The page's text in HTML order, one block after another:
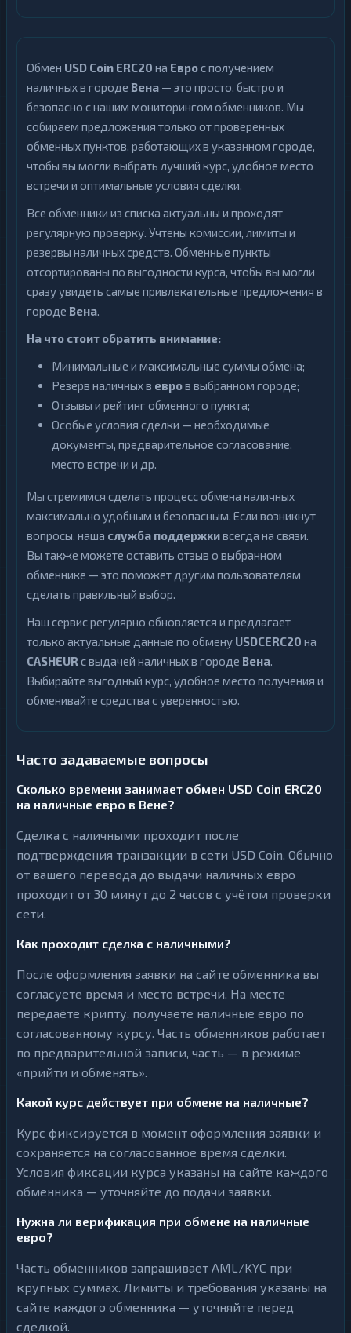
Обмен USD Coin ERC20 на Еврос получением
наличных в городе Вена — это просто, быстро и
безопасно с нашим мониторингом обменников. Мы
собираем предложения только от проверенных
обменных пунктов, работающих в указанном городе,
чтобы вы могли выбрать лучший курс, удобное место
встречи и оптимальные условия сделки.
Все обменники из списка актуальны и проходят
регулярную проверку. Учтены комиссии, лимиты и
резервы наличных средств. Обменные пункты
отсортированы по выгодности курса, чтобы вы могли
сразу увидеть самые привлекательные предложения в
городе Вена.
На что стоит обратить внимание:
Минимальные и максимальные суммы обмена;
Резерв наличных в евров выбранном городе;
Отзывы и рейтинг обменного пункта;
Особые условия сделки — необходимые
документы, предварительное согласование,
место встречи и др.
Мы стремимся сделать процесс обмена наличных
максимально удобным и безопасным. Если возникнут
вопросы, наша служба поддержкивсегда на связи.
Вы также можете оставить отзыв о выбранном
обменнике — это поможет другим пользователям
сделать правильный выбор.
Наш сервис регулярно обновляется и предлагает
только актуальные данные по обмену USDCERC20 на
CASHEUR с выдачей наличных в городе Вена.
Выбирайте выгодный курс, удобное место получения и
обменивайте средства с уверенностью.
Часто задаваемые вопросы
Сколько времени занимает обмен USD Coin ERC20
на наличные евро в Вене?
Сделка с наличными проходит после
подтверждения транзакции в сети USD Coin. Обычно
от вашего перевода до выдачи наличных евро
проходит от 30 минут до 2 часов с учётом проверки
сети.
Как проходит сделка с наличными?
После оформления заявки на сайте обменника вы
согласуете время и место встречи. На месте
передаёте крипту, получаете наличные евро по
согласованному курсу. Часть обменников работает
по предварительной записи, часть — в режиме
«прийти и обменять».
Какой курс действует при обмене на наличные?
Курс фиксируется в момент оформления заявки и
сохраняется на согласованное время сделки.
Условия фиксации курса указаны на сайте каждого
обменника — уточняйте до подачи заявки.
Нужна ли верификация при обмене на наличные
евро?
Часть обменников запрашивает AML/KYC при
крупных суммах. Лимиты и требования указаны на
сайте каждого обменника — уточняйте перед
сделкой.